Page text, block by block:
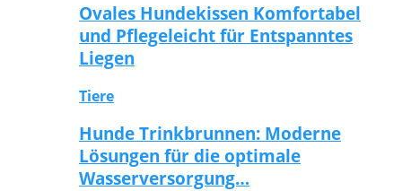
Ovales Hundekissen Komfortabel
und Pflegeleicht für Entspanntes
Liegen
Tiere
Hunde Trinkbrunnen: Moderne
Lösungen für die optimale
Wasserversorgung…